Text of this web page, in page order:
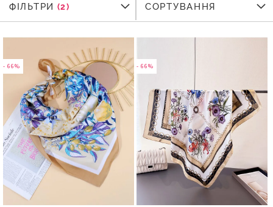
- 66% - 66%
ФІЛЬТРИ
ФІЛЬТРИ СОРТУВАННЯ